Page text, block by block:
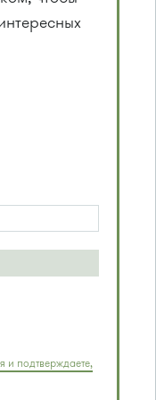
и подтверждаете,